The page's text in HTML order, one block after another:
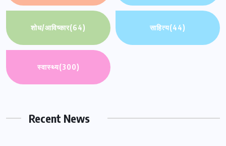
शोध/आविष्कार(64) साहित्य(44)
स्वास्थ्य(300)
Recent News